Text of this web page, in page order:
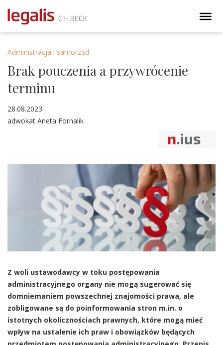
Administracja i samorząd
Brak pouczenia a przywrócenie
terminu
28.08.2023
adwokat Aneta Fornalik
Z woli ustawodawcy w toku postępowania
administracyjnego organy nie mogą sugerować się
domniemaniem powszechnej znajomości prawa, ale
zobligowane są do poinformowania stron m.in. o
istotnych okolicznościach prawnych, które mogą mieć
wpływ na ustalenie ich praw i obowiązków będących